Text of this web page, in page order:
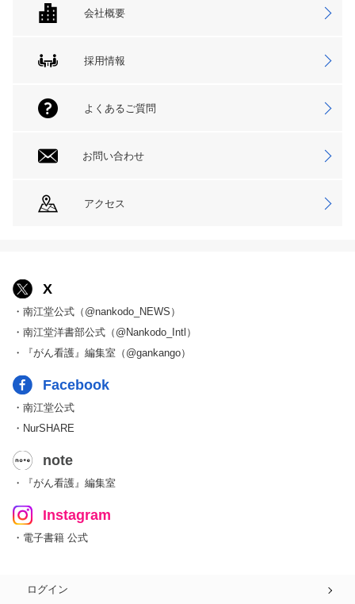
会社概要
採用情報
よくあるご質問
お問い合わせ
アクセス
X
・南江堂公式（@nankodo_NEWS）
・南江堂洋書部公式（@Nankodo_Intl）
・『がん看護』編集室（@gankango）
Facebook
・南江堂公式
・NurSHARE
note
・『がん看護』編集室
Instagram
・電子書籍 公式
ログイン